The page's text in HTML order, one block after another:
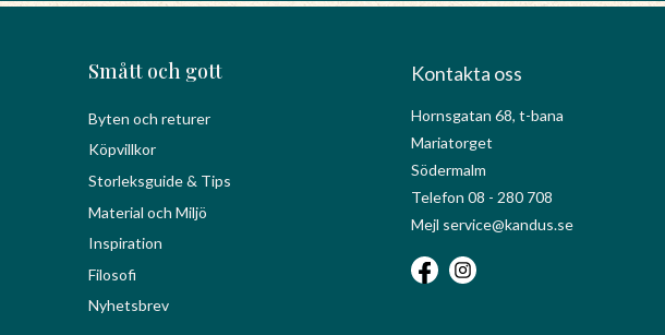
Smått och gott
Byten och returer
Köpvillkor
Storleksguide & Tips
Material och Miljö
Inspiration
Filosofi
Nyhetsbrev
Kontakta oss
Hornsgatan 68, t-bana
Mariatorget
Södermalm
Telefon 08 - 280 708
Mejl service@kandus.se